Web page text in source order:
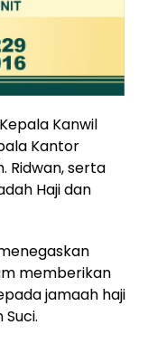
Kanwil
Kantor
Ridwan, serta
Haji dan
memberikan
jamaah haji